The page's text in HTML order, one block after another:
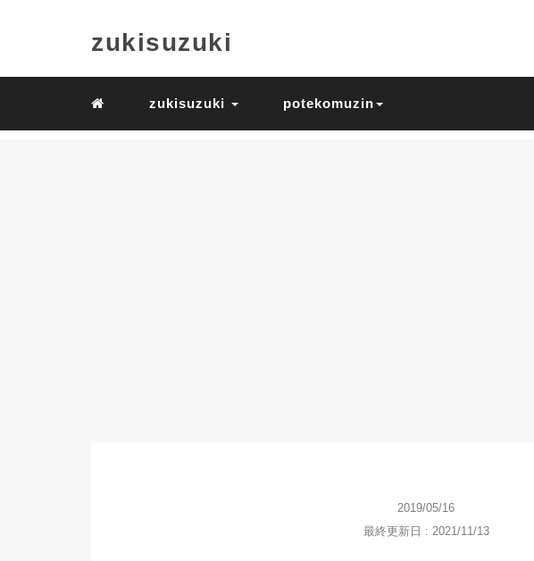
zukisuzuki
zukisuzuki potekomuzin
2019/05/16
最終更新日 : 2021/11/13